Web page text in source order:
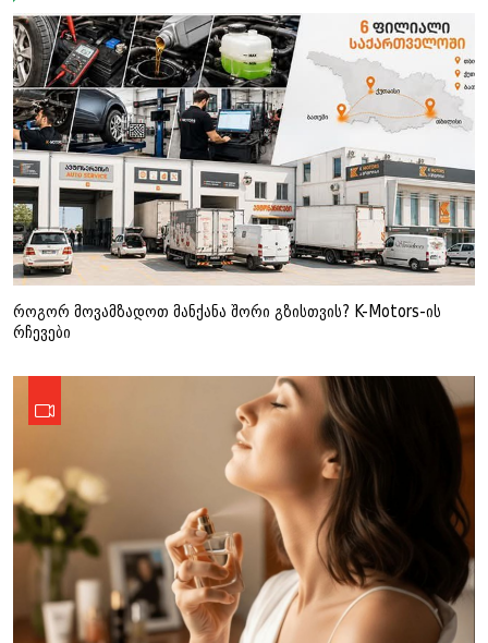
როგორ მოვამზადოთ მანქანა შორი გზისთვის? K-Motors-ის
რჩევები